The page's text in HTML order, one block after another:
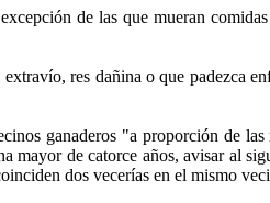
de las que mueran
res dañina o que padezca
ganaderos "a proporción de
mayor de catorce años, avisar al
dos vecerías en el mismo